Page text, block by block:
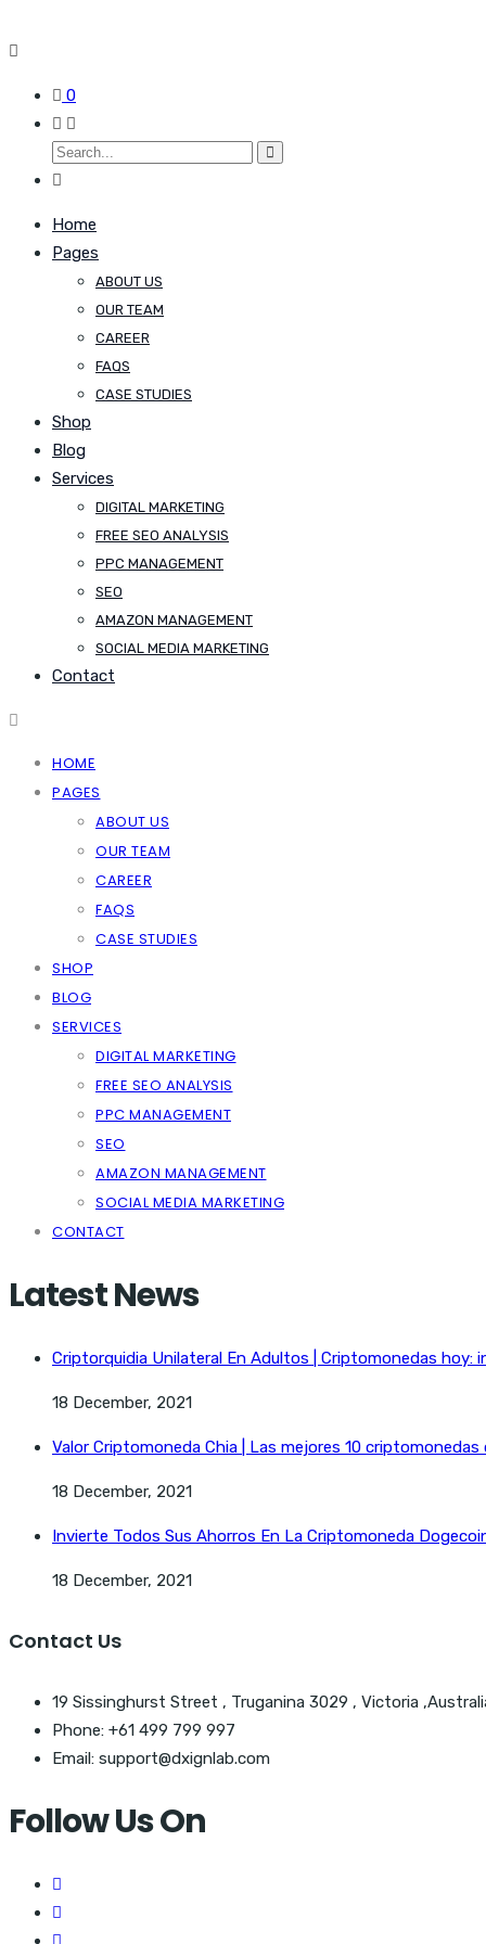
0
Home
Pages
ABOUT US
OUR TEAM
CAREER
FAQS
CASE STUDIES
Shop
Blog
Services
DIGITAL MARKETING
FREE SEO ANALYSIS
PPC MANAGEMENT
SEO
AMAZON MANAGEMENT
SOCIAL MEDIA MARKETING
Contact
HOME
PAGES
ABOUT US
OUR TEAM
CAREER
FAQS
CASE STUDIES
SHOP
BLOG
SERVICES
DIGITAL MARKETING
FREE SEO ANALYSIS
PPC MANAGEMENT
SEO
AMAZON MANAGEMENT
SOCIAL MEDIA MARKETING
CONTACT
Latest News
Criptorquidia Unilateral En Adultos | Criptomonedas
18 December, 2021
Valor Criptomoneda Chia | Las mejores 10
18 December, 2021
Invierte Todos Sus Ahorros En La Criptomoneda
18 December, 2021
Contact Us
19 Sissinghurst Street , Truganina 3029 , Victoria
Phone: +61 499 799 997
Email: support@dxignlab.com
Follow Us On